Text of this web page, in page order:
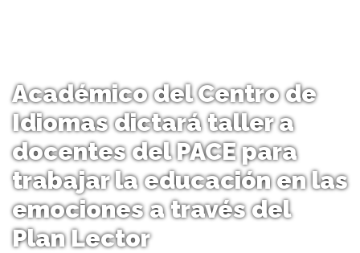
Académico del Centro de
Idiomas dictará taller a
docentes del PACE para
trabajar la educación en las
emociones a través del
Plan Lector